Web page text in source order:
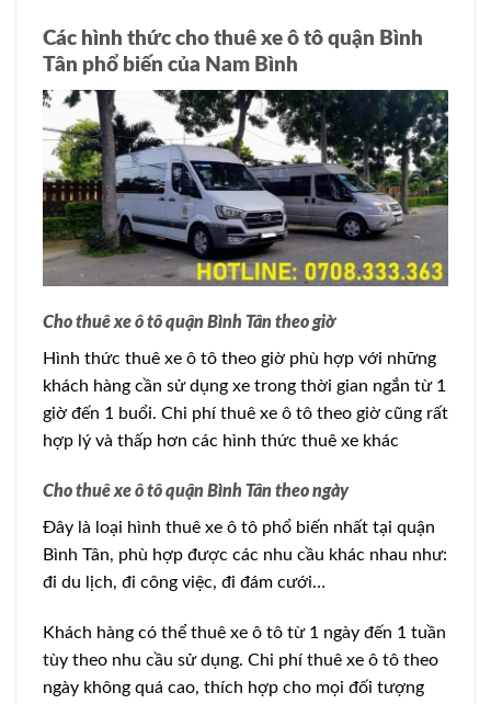
Các hình thức cho thuê xe ô tô quận Bình
Tân phổ biến của Nam Bình
Cho thuê xe ô tô quận Bình Tân theo giờ
Hình thức thuê xe ô tô theo giờ phù hợp với những
khách hàng cần sử dụng xe trong thời gian ngắn từ 1
giờ đến 1 buổi. Chi phí thuê xe ô tô theo giờ cũng rất
hợp lý và thấp hơn các hình thức thuê xe khác
Cho thuê xe ô tô quận Bình Tân theo ngày
Đây là loại hình thuê xe ô tô phổ biến nhất tại quận
Bình Tân, phù hợp được các nhu cầu khác nhau như:
đi du lịch, đi công việc, đi đám cưới…
Khách hàng có thể thuê xe ô tô từ 1 ngày đến 1 tuần
tùy theo nhu cầu sử dụng. Chi phí thuê xe ô tô theo
ngày không quá cao, thích hợp cho mọi đối tượng